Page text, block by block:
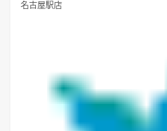
名古屋駅店